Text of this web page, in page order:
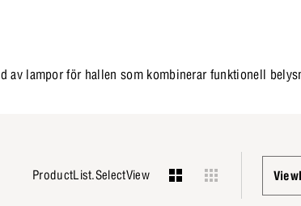
lampor för hallen som kombinerar funktionell
ProductList.SelectView